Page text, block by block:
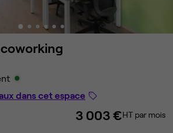
coworking
dans cet espace
3 003 €HT par mois